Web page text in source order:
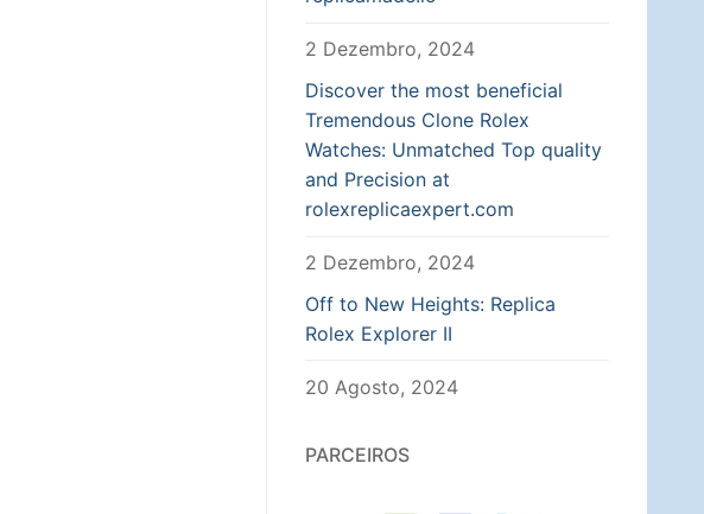
2 Dezembro, 2024
Discover the most beneficial
Tremendous Clone Rolex
Watches: Unmatched Top quality
and Precision at
rolexreplicaexpert.com
2 Dezembro, 2024
Off to New Heights: Replica
Rolex Explorer II
20 Agosto, 2024
PARCEIROS